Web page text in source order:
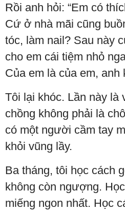
Rồi anh hỏi: “Em có
Cứ ở nhà mãi cũng
tóc, làm nail? Sau này
cho em cái tiệm nhỏ
Của em là của em, anh
Tôi lại khóc. Lần này là
chồng không phải là
có một người cầm tay
khỏi vũng lầy.
Ba tháng, tôi học cách
không còn ngượng.
miếng ngon nhất. Học